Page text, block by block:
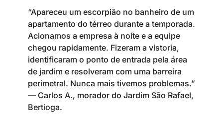
“Apareceu um escorpião no banheiro de um
apartamento do térreo durante a temporada.
Acionamos a empresa à noite e a equipe
chegou rapidamente. Fizeram a vistoria,
identificaram o ponto de entrada pela área
de jardim e resolveram com uma barreira
perimetral. Nunca mais tivemos problemas.”
— Carlos A., morador do Jardim São Rafael,
Bertioga.